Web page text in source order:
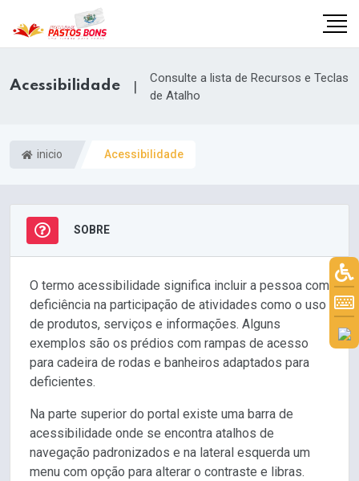
Acessibilidade |
Consulte a lista de Recursos e Teclas
de Atalho
inicio Acessibilidade
SOBRE
O termo acessibilidade significa incluir a pessoa com
deficiência na participação de atividades como o uso
de produtos, serviços e informações. Alguns
exemplos são os prédios com rampas de acesso
para cadeira de rodas e banheiros adaptados para
deficientes.
Na parte superior do portal existe uma barra de
acessibilidade onde se encontra atalhos de
navegação padronizados e na lateral esquerda um
menu com opção para alterar o contraste e libras.